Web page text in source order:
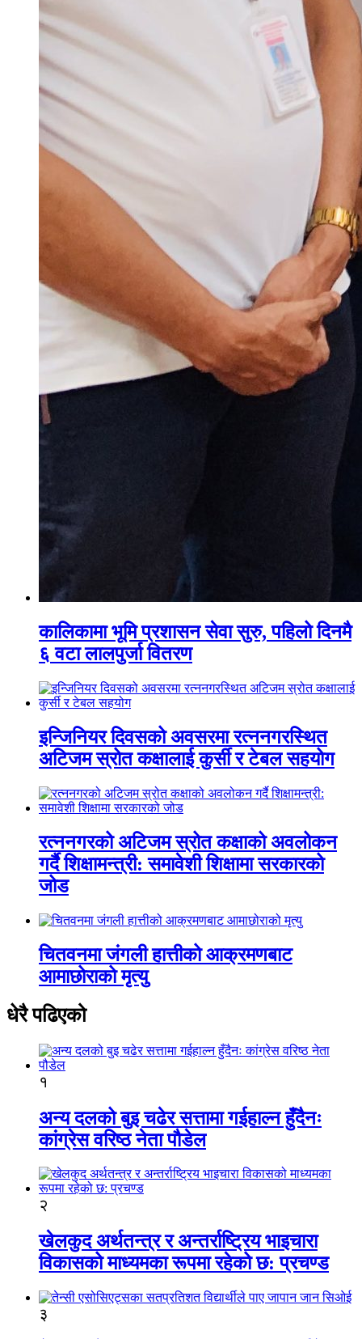
कालिकामा भूमि प्रशासन सेवा सुरु, पहिलो दिनमै
६ वटा लालपुर्जा वितरण
इन्जिनियर दिवसको अवसरमा रत्ननगरस्थित
अटिजम स्रोत कक्षालाई कुर्सी र टेबल सहयोग
रत्ननगरको अटिजम स्रोत कक्षाको अवलोकन
गर्दै शिक्षामन्त्री: समावेशी शिक्षामा सरकारको
जोड
चितवनमा जंगली हात्तीको आक्रमणबाट
आमाछोराको मृत्यु
धेरै पढिएको
१
अन्य दलको बुइ चढेर सत्तामा गईहाल्न हुँदैनः
कांग्रेस वरिष्ठ नेता पौडेल
२
खेलकुद अर्थतन्त्र र अन्तर्राष्ट्रिय भाइचारा
विकासको माध्यमका रूपमा रहेको छ: प्रचण्ड
३